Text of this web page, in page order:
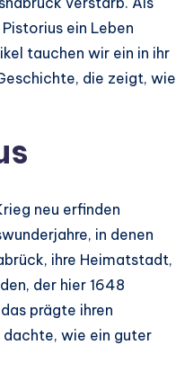
ein Leben
tauchen wir ein in ihr
die zeigt, wie
neu erfinden
in denen
ihre Heimatstadt,
der hier 1648
prägte ihren
dachte, wie ein guter